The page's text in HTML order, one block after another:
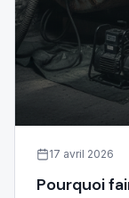
17 avril 2026
Pourquoi